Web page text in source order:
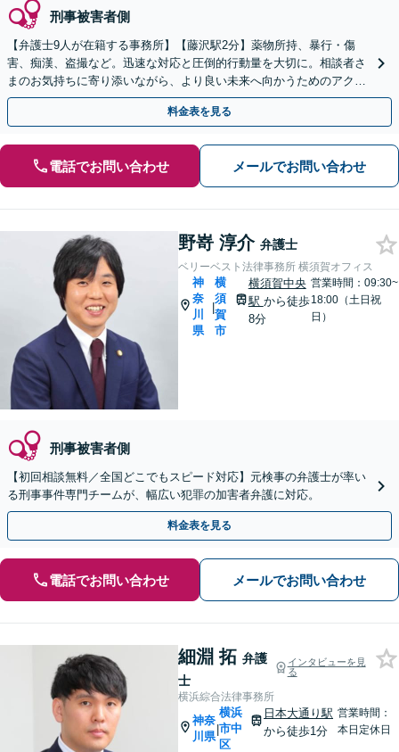
刑事被害者側
【弁護士9人が在籍する事務所】【藤沢駅2分】薬物所持、暴行・傷
害、痴漢、盗撮など。迅速な対応と圧倒的行動量を大切に。相談者さ
まのお気持ちに寄り添いながら、より良い未来へ向かうためのアクシ
ョンを着実に行います
料金表を見る
電話でお問い合わせ メールでお問い合わせ
野嵜 淳介 弁護士
ベリーベスト法律事務所 横須賀オフィス
神
奈
川
県
|
横
須
賀
市
横須賀中央
駅 から徒歩
8分
営業時間：09:30~
18:00（土日祝
日）
刑事被害者側
【初回相談無料／全国どこでもスピード対応】元検事の弁護士が率い
る刑事事件専門チームが、幅広い犯罪の加害者弁護に対応。
料金表を見る
電話でお問い合わせ メールでお問い合わせ
細淵 拓 弁護
士
インタビューを見
る
横浜綜合法律事務所
神奈
川県
|
横浜
市中
区
日本大通り駅
から徒歩1分
営業時間：
本日定休日